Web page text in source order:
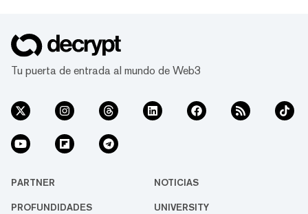
Tu puerta de entrada al mundo de Web3
PARTNER NOTICIAS
PROFUNDIDADES UNIVERSITY